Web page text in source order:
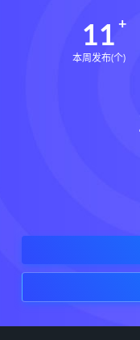
11
本周发布(个)